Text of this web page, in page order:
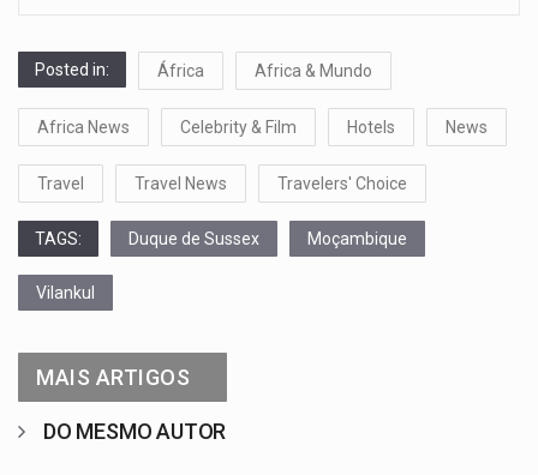
Posted in: África Africa & Mundo
Africa News Celebrity & Film Hotels News
Travel Travel News Travelers' Choice
TAGS: Duque de Sussex Moçambique
Vilankul
MAIS ARTIGOS
DO MESMO AUTOR